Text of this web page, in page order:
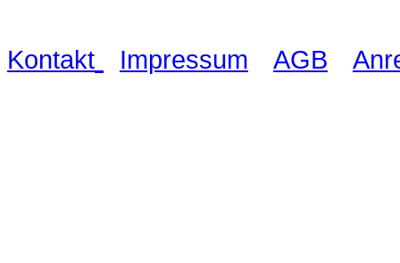
Kontakt Impressum AGB